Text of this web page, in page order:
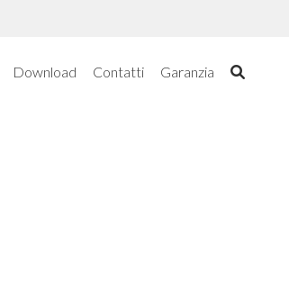
Download Contatti Garanzia